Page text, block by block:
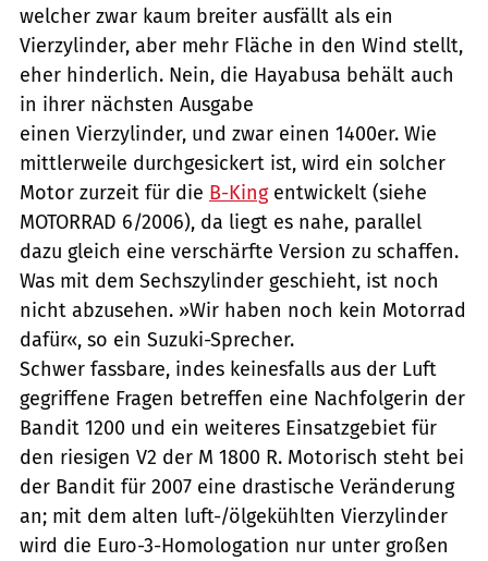
welcher zwar kaum breiter ausfällt als ein
Vierzylinder, aber mehr Fläche in den Wind stellt,
eher hinderlich. Nein, die Hayabusa behält auch
in ihrer nächsten Ausgabe
einen Vierzylinder, und zwar einen 1400er. Wie
mittlerweile durchgesickert ist, wird ein solcher
Motor zurzeit für die B-Kingentwickelt (siehe
MOTORRAD 6/2006), da liegt es nahe, parallel
dazu gleich eine verschärfte Version zu schaffen.
Was mit dem Sechszylinder geschieht, ist noch
nicht abzusehen. »Wir haben noch kein Motorrad
dafür«, so ein Suzuki-Sprecher.
Schwer fassbare, indes keinesfalls aus der Luft
gegriffene Fragen betreffen eine Nachfolgerin der
Bandit 1200 und ein weiteres Einsatzgebiet für
den riesigen V2 der M 1800 R. Motorisch steht bei
der Bandit für 2007 eine drastische Veränderung
an; mit dem alten luft-/ölgekühlten Vierzylinder
wird die Euro-3-Homologation nur unter großen